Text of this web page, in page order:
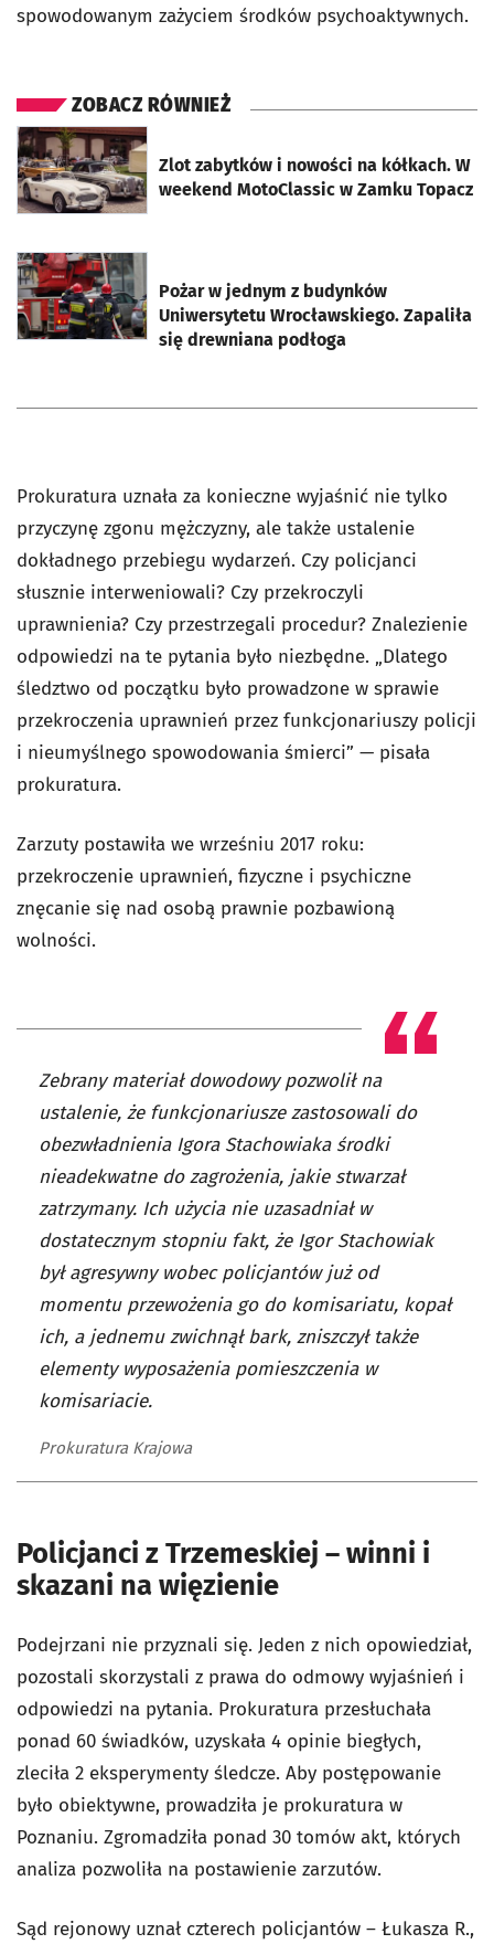
spowodowanym zażyciem środków psychoaktywnych.
ZOBACZ RÓWNIEŻ
Zlot zabytków i nowości na kółkach. W
weekend MotoClassic w Zamku Topacz
otworzy się w nowej karcie
Pożar w jednym z budynków
Uniwersytetu Wrocławskiego. Zapaliła
się drewniana podłoga
otworzy się w nowej karcie
Prokuratura uznała za konieczne wyjaśnić nie tylko
przyczynę zgonu mężczyzny, ale także ustalenie
dokładnego przebiegu wydarzeń. Czy policjanci
słusznie interweniowali? Czy przekroczyli
uprawnienia? Czy przestrzegali procedur? Znalezienie
odpowiedzi na te pytania było niezbędne. „Dlatego
śledztwo od początku było prowadzone w sprawie
przekroczenia uprawnień przez funkcjonariuszy policji
i nieumyślnego spowodowania śmierci” — pisała
prokuratura.
Zarzuty postawiła we wrześniu 2017 roku:
przekroczenie uprawnień, fizyczne i psychiczne
znęcanie się nad osobą prawnie pozbawioną
wolności.
Zebrany materiał dowodowy pozwolił na
ustalenie, że funkcjonariusze zastosowali do
obezwładnienia Igora Stachowiaka środki
nieadekwatne do zagrożenia, jakie stwarzał
zatrzymany. Ich użycia nie uzasadniał w
dostatecznym stopniu fakt, że Igor Stachowiak
był agresywny wobec policjantów już od
momentu przewożenia go do komisariatu, kopał
ich, a jednemu zwichnął bark, zniszczył także
elementy wyposażenia pomieszczenia w
komisariacie.
Prokuratura Krajowa
Policjanci z Trzemeskiej – winni i
skazani na więzienie
Podejrzani nie przyznali się. Jeden z nich opowiedział,
pozostali skorzystali z prawa do odmowy wyjaśnień i
odpowiedzi na pytania. Prokuratura przesłuchała
ponad 60 świadków, uzyskała 4 opinie biegłych,
zleciła 2 eksperymenty śledcze. Aby postępowanie
było obiektywne, prowadziła je prokuratura w
Poznaniu. Zgromadziła ponad 30 tomów akt, których
analiza pozwoliła na postawienie zarzutów.
Sąd rejonowy uznał czterech policjantów – Łukasza R.,